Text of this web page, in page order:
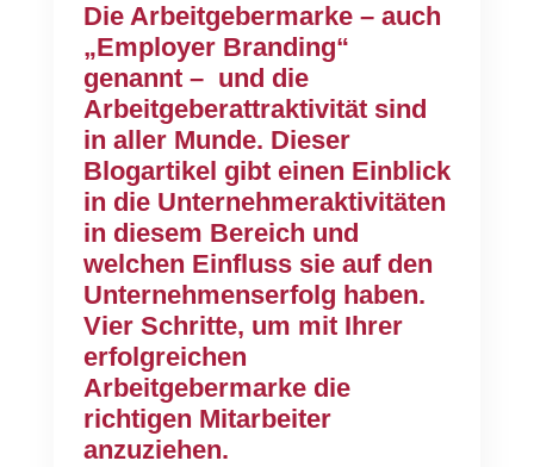
Die Arbeitgebermarke – auch
„Employer Branding“
genannt – und die
Arbeitgeberattraktivität sind
in aller Munde. Dieser
Blogartikel gibt einen Einblick
in die Unternehmeraktivitäten
in diesem Bereich und
welchen Einfluss sie auf den
Unternehmenserfolg haben.
Vier Schritte, um mit Ihrer
erfolgreichen
Arbeitgebermarke die
richtigen Mitarbeiter
anzuziehen.